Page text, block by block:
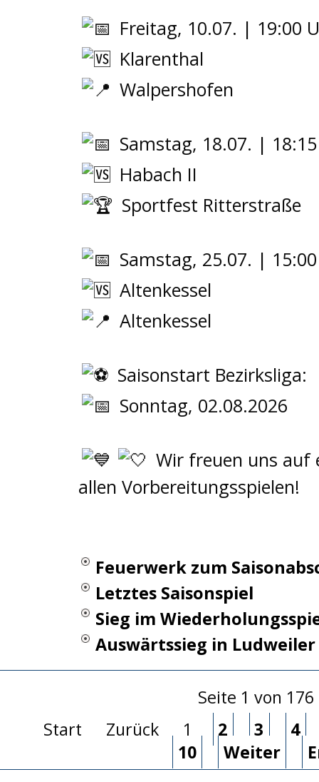
Freitag, 10.07. | 19:00
Klarenthal
Walpershofen
Samstag, 18.07. |
Habach II
Sportfest Ritterstraße
Samstag, 25.07. |
Altenkessel
Altenkessel
Saisonstart Bezirksliga:
Sonntag, 02.08.2026
Wir freuen uns auf
allen Vorbereitungsspielen!
Feuerwerk zum
Letztes Saisonspiel
Sieg im
Auswärtssieg in Ludweiler
Seite 1 von 176
Start
Zurück 1 2 3
4
10
Weiter